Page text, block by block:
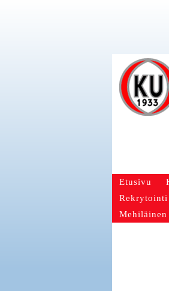
Etusivu
Rekrytointi
Mehiläinen